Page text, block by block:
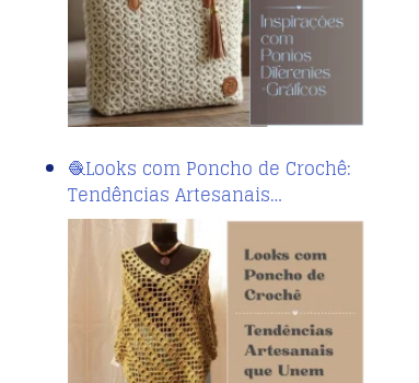
🧶Looks com Poncho de Crochê:
Tendências Artesanais…